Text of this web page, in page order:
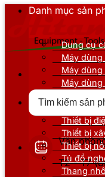
Văn
T2 - T7
Danh mục sản
Dụng cụ
Máy dùng
Máy dùng
Máy dùng
Thiết bị
Thiết bị
Thiết bị
Thiết bị
Tủ đồ
Thang